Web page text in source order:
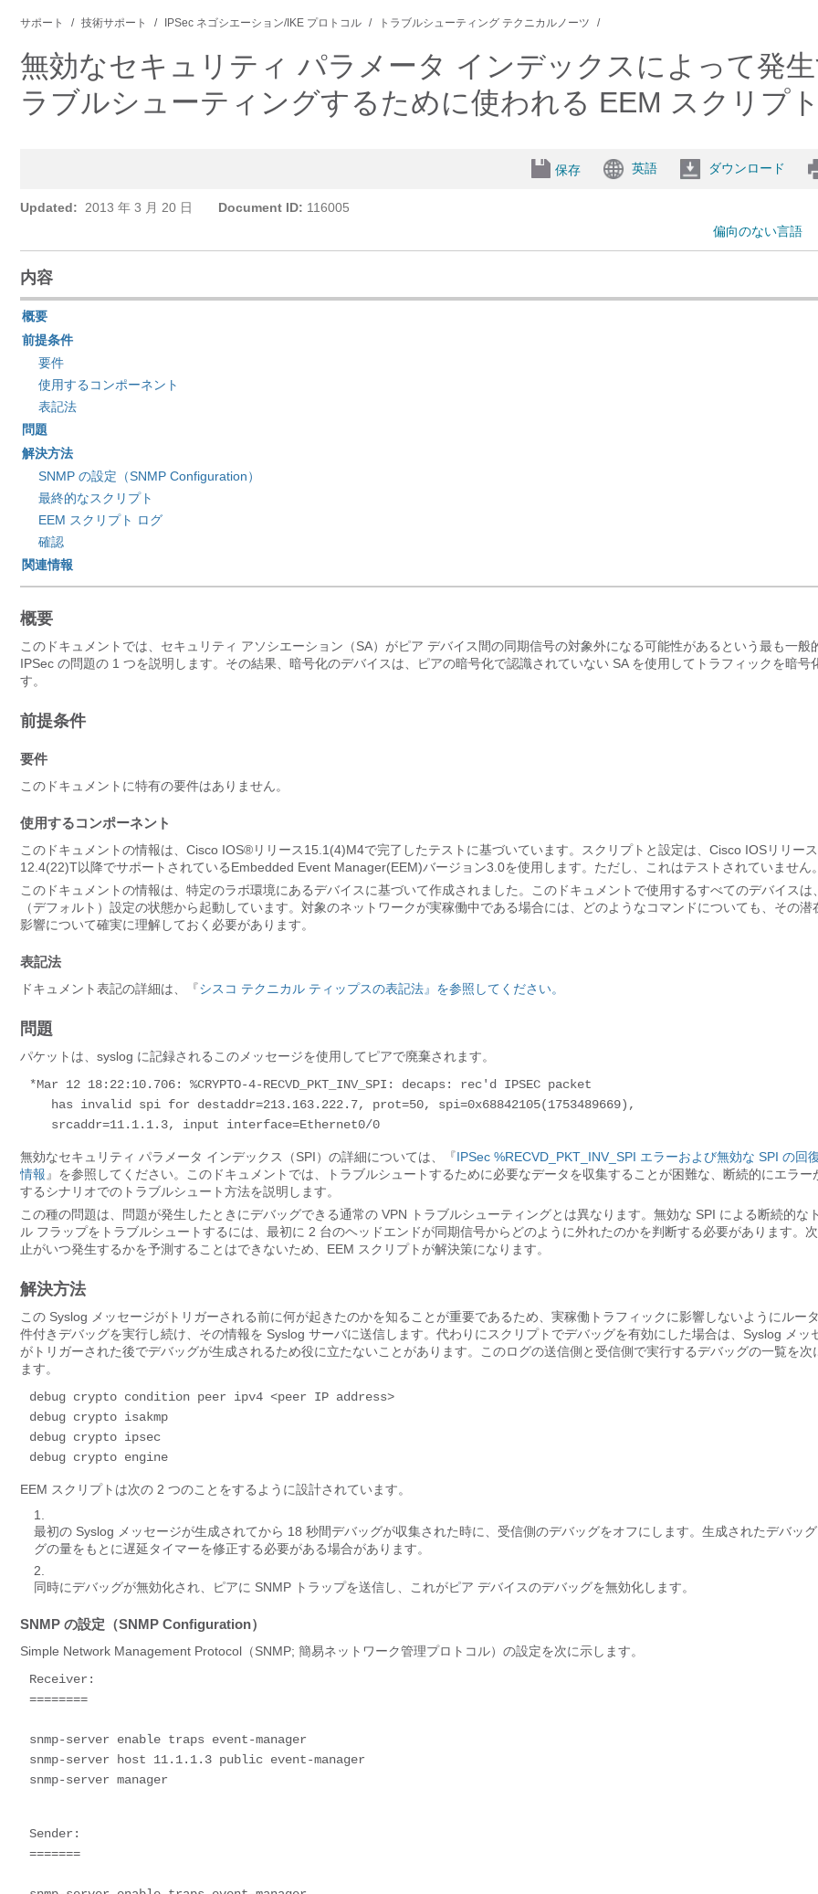
サポート 技術サポート IPSec ネゴシエーション/IKE プロトコル トラブルシューティング テクニカルノーツ
無効なセキュリティ パラメータ インデックスによって発
ラブルシューティングするために使われる EEM スクリプト
保存 英語 ダウンロード
Updated: 2013 年 3 月 20 日 Document ID: 116005
偏向のない言語
内容
概要
前提条件
要件
使用するコンポーネント
表記法
問題
解決方法
SNMP の設定（SNMP Configuration）
最終的なスクリプト
EEM スクリプト ログ
確認
関連情報
概要
このドキュメントでは、セキュリティ アソシエーション（SA）がピア デバイス間の同期信号の対象外になる可能性があるという最も一般
IPSec の問題の 1 つを説明します。その結果、暗号化のデバイスは、ピアの暗号化で認識されていない SA を使用してトラフィックを暗号
す。
前提条件
要件
このドキュメントに特有の要件はありません。
使用するコンポーネント
このドキュメントの情報は、Cisco IOS®リリース15.1(4)M4で完了したテストに基づいています。スクリプトと設定は、Cisco IOSリリース
12.4(22)T以降でサポートされているEmbedded Event Manager(EEM)バージョン3.0を使用します。ただし、これはテストされていません。
このドキュメントの情報は、特定のラボ環境にあるデバイスに基づいて作成されました。このドキュメントで使用するすべてのデバイスは
（デフォルト）設定の状態から起動しています。対象のネットワークが実稼働中である場合には、どのようなコマンドについても、その潜
影響について確実に理解しておく必要があります。
表記法
ドキュメント表記の詳細は、『シスコ テクニカル ティップスの表記法』を参照してください。
問題
パケットは、syslog に記録されるこのメッセージを使用してピアで廃棄されます。
*Mar 12 18:22:10.706: %CRYPTO-4-RECVD_PKT_INV_SPI: decaps: rec'd IPSEC packet
   srcaddr=11.1.1.3, input interface=Ethernet0/0
無効なセキュリティ パラメータ インデックス（SPI）の詳細については、『IPSec %RECVD_PKT_INV_SPI エラーおよび無効な SPI の回
情報 』を参照してください。このドキュメントでは、トラブルシュートするために必要なデータを収集することが困難な、断続的にエラー
するシナリオでのトラブルシュート方法を説明します。
この種の問題は、問題が発生したときにデバッグできる通常の VPN トラブルシューティングとは異なります。無効な SPI による断続的な
ル フラップをトラブルシュートするには、最初に 2 台のヘッドエンドが同期信号からどのように外れたのかを判断する必要があります。
止がいつ発生するかを予測することはできないため、EEM スクリプトが解決策になります。
解決方法
この Syslog メッセージがトリガーされる前に何が起きたのかを知ることが重要であるため、実稼働トラフィックに影響しないようにルー
件付きデバッグを実行し続け、その情報を Syslog サーバに送信します。代わりにスクリプトでデバッグを有効にした場合は、Syslog メッ
がトリガーされた後でデバッグが生成されるため役に立たないことがあります。このログの送信側と受信側で実行するデバッグの一覧を次
ます。
debug crypto condition peer ipv4 <peer IP address>
debug crypto isakmp
debug crypto ipsec
debug crypto engine
EEM スクリプトは次の 2 つのことをするように設計されています。
最初の Syslog メッセージが生成されてから 18 秒間デバッグが収集された時に、受信側のデバッグをオフにします。生成されたデバッグ
グの量をもとに遅延タイマーを修正する必要がある場合があります。
同時にデバッグが無効化され、ピアに SNMP トラップを送信し、これがピア デバイスのデバッグを無効化します。
SNMP の設定（SNMP Configuration）
Simple Network Management Protocol（SNMP; 簡易ネットワーク管理プロトコル）の設定を次に示します。
Receiver:
========
snmp-server enable traps event-manager
snmp-server host 11.1.1.3 public event-manager
snmp-server manager
Sender:
=======